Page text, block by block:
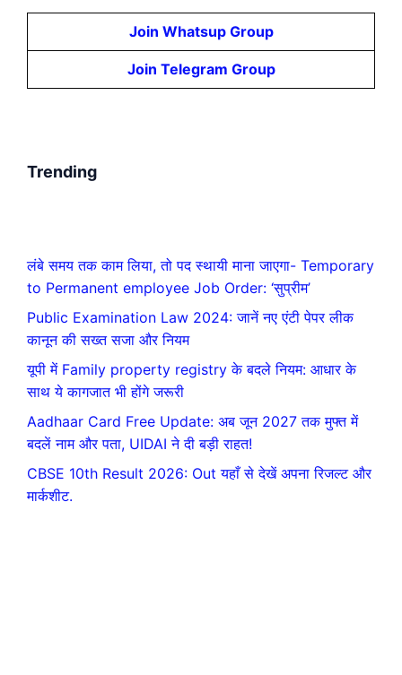
Join Whatsup Group
Join Telegram Group
Trending
लंबे समय तक काम लिया, तो पद स्थायी माना जाएगा- Temporary
to Permanent employee Job Order: ‘सुप्रीम’
Public Examination Law 2024: जानें नए एंटी पेपर लीक
कानून की सख्त सजा और नियम
यूपी में Family property registry के बदले नियम: आधार के
साथ ये कागजात भी होंगे जरूरी
Aadhaar Card Free Update: अब जून 2027 तक मुफ्त में
बदलें नाम और पता, UIDAI ने दी बड़ी राहत!
CBSE 10th Result 2026: Out यहाँ से देखें अपना रिजल्ट और
मार्कशीट.